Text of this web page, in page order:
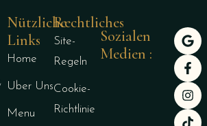
Nützliche
Links
Home
Uber Uns
Menu
Rechtliches
Site-
Regeln
Cookie-
Richtlinie
Sozialen
Medien :